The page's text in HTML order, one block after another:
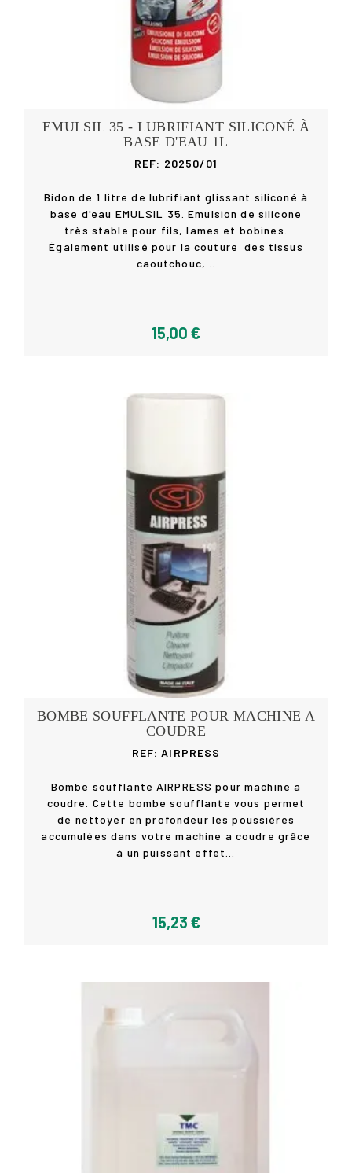
Acheter
EMULSIL 35 - LUBRIFIANT SILICONÉ À
BASE D'EAU 1L
REF: 20250/01
Bidon de 1 litre de lubrifiant glissant siliconé à
base d'eau EMULSIL 35. Emulsion de silicone
très stable pour fils, lames et bobines.
Également utilisé pour la couture des tissus
caoutchouc,...
15,00 €
Acheter
BOMBE SOUFFLANTE POUR MACHINE A
COUDRE
REF: AIRPRESS
Bombe soufflante AIRPRESS pour machine a
coudre. Cette bombe soufflante vous permet
de nettoyer en profondeur les poussières
accumulées dans votre machine a coudre grâce
à un puissant effet...
15,23 €